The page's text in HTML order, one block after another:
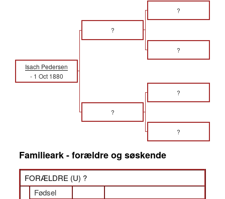
?
?
?
Isach Pedersen
- 1 Oct 1880
?
?
?
Familieark - forældre og søskende
FORÆLDRE (U) ?
Fødsel